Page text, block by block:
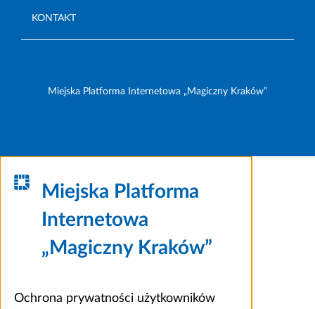
KONTAKT
Miejska Platforma Internetowa „Magiczny Kraków”
Miejska Platforma
Internetowa
„Magiczny Kraków”
Ochrona prywatności użytkowników